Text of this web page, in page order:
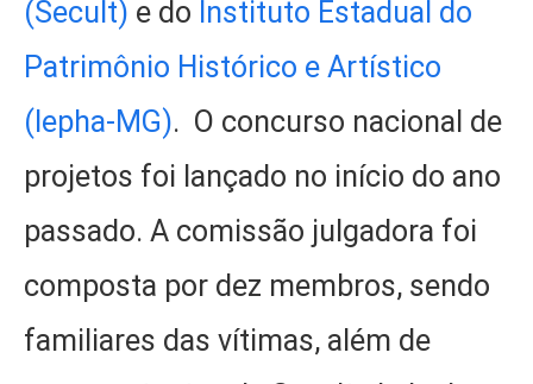
(Secult) e do Instituto Estadual do
Patrimônio Histórico e Artístico
(Iepha-MG). O concurso nacional de
projetos foi lançado no início do ano
passado. A comissão julgadora foi
composta por dez membros, sendo
familiares das vítimas, além de